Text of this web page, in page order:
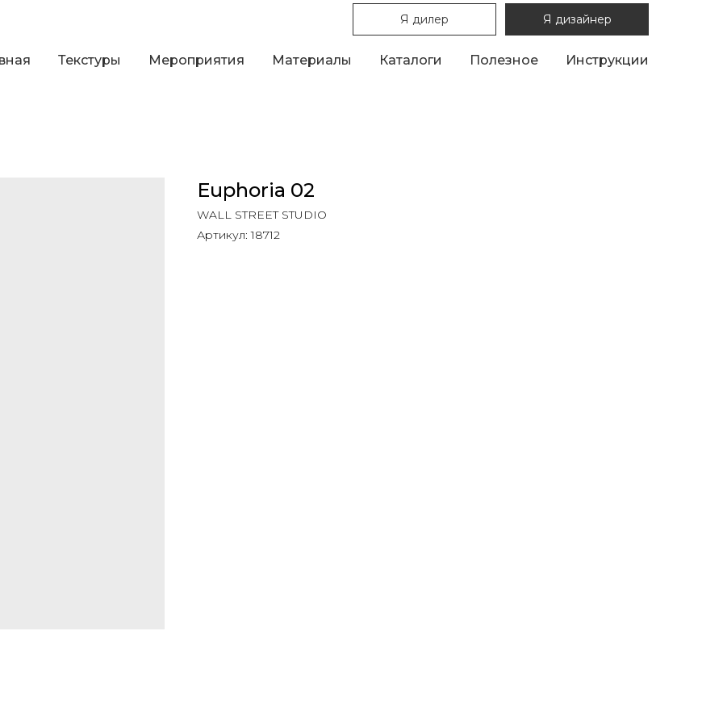
Я дилер Я дизайнер
Текстуры Мероприятия Материалы Каталоги Полезное Инструкции
Euphoria 02
WALL STREET STUDIO
Артикул:18712